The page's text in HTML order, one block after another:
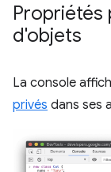
Propriétés
d'objets
La console
privés dans ses